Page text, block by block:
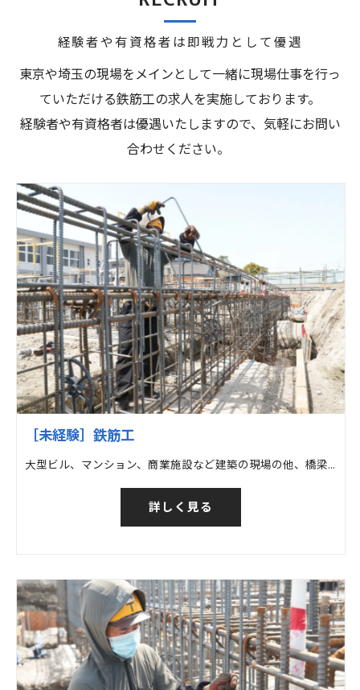
経験者や有資格者は即戦力として優遇
東京や埼玉の現場をメインとして一緒に現場仕事を行っ
ていただける鉄筋工の求人を実施しております。
経験者や有資格者は優遇いたしますので、気軽にお問い
合わせください。
［未経験］鉄筋工
大型ビル、マンション、商業施設など建築の現場の他、橋梁など土木の現場での鉄筋工事
詳しく見る